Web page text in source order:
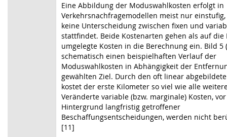
Eine Abbildung der Moduswahlkosten erfolgt in
Verkehrsnachfragemodellen meist nur einstufig,
keine Unterscheidung zwischen fixen und
stattfindet. Beide Kostenarten gehen als auf die
umgelegte Kosten in die Berechnung ein. Bild 5
schematisch einen beispielhaften Verlauf der
Moduswahlkosten in Abhängigkeit der
gewählten Ziel. Durch den oft linear
kostet der erste Kilometer so viel wie alle
Veränderte variable (bzw. marginale) Kosten,
Hintergrund langfristig getroffener
Beschaffungsentscheidungen, werden nicht
[11]